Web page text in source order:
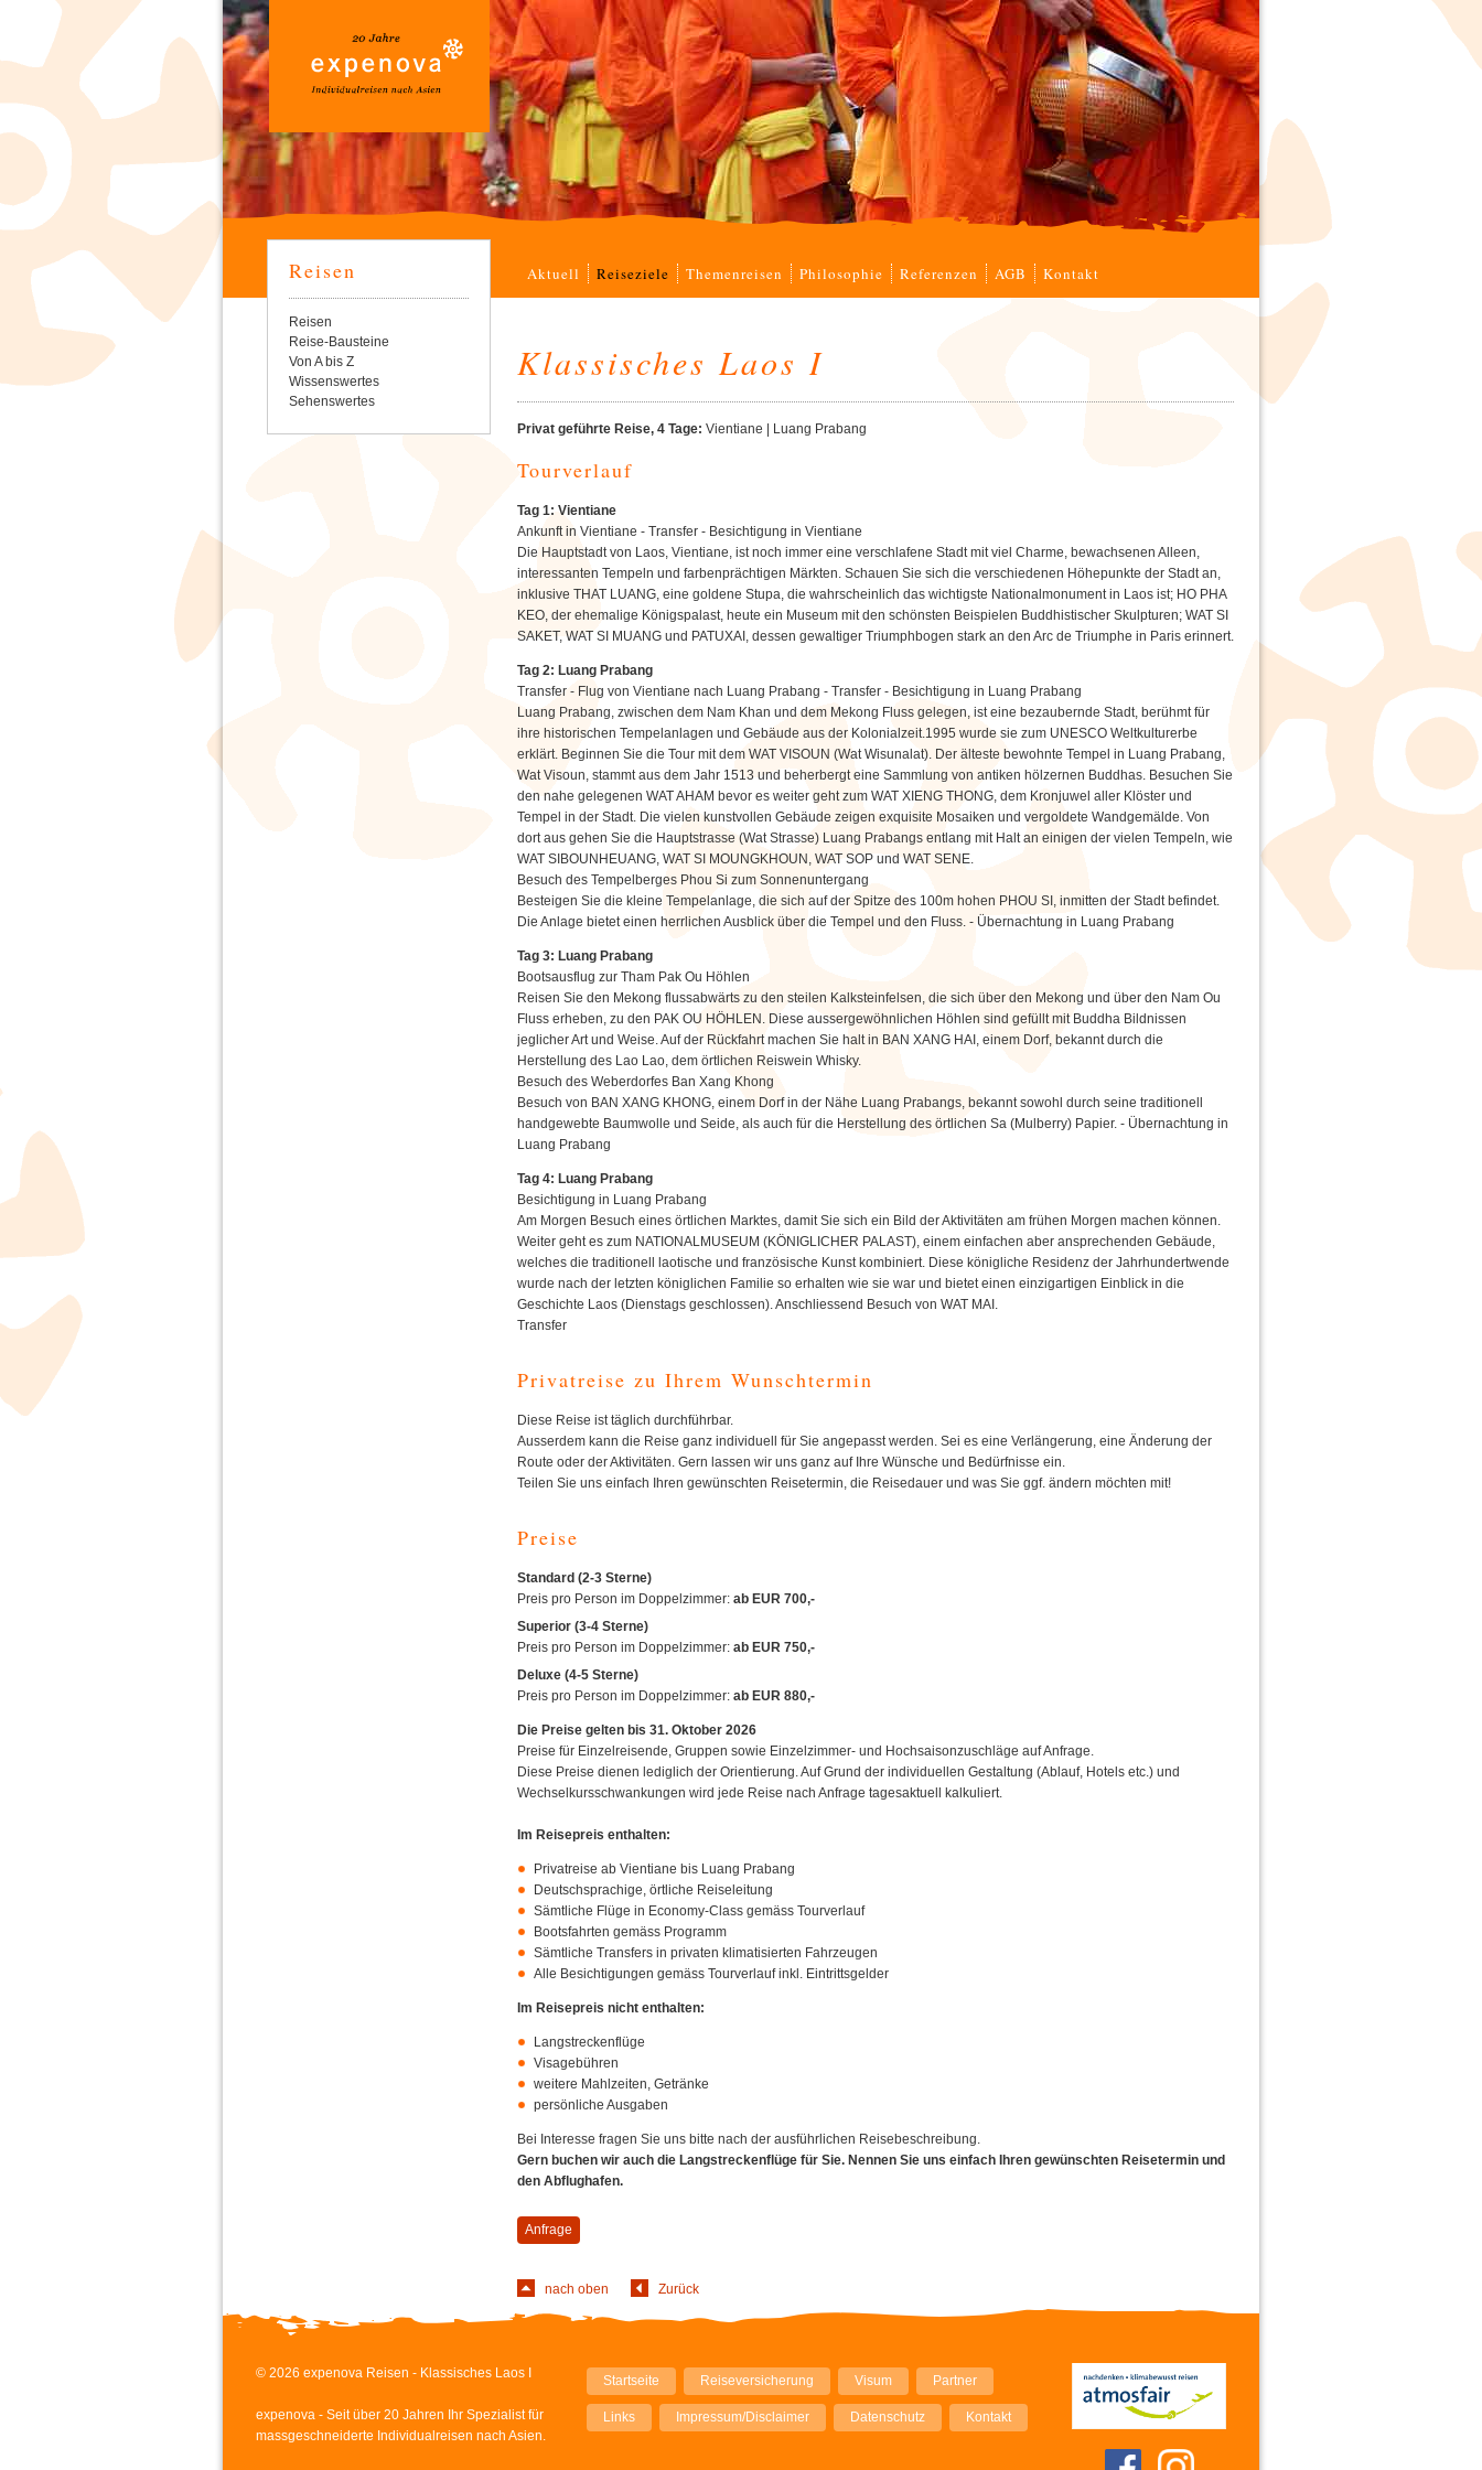
Navigation
Aktuell Reiseziele Themenreisen Philosophie Referenzen AGB Kontakt
Klassisches Laos I
Privat geführte Reise, 4 Tage: Vientiane | Luang Prabang
Tourverlauf
Tag 1: Vientiane
Ankunft in Vientiane - Transfer - Besichtigung in Vientiane
Die Hauptstadt von Laos, Vientiane, ist noch immer eine verschlafene Stadt mit viel Charme, bewachsenen Alleen,
interessanten Tempeln und farbenprächtigen Märkten. Schauen Sie sich die verschiedenen Höhepunkte der Stadt an,
inklusive THAT LUANG, eine goldene Stupa, die wahrscheinlich das wichtigste Nationalmonument in Laos ist; HO PHA
KEO, der ehemalige Königspalast, heute ein Museum mit den schönsten Beispielen Buddhistischer Skulpturen; WAT SI
SAKET, WAT SI MUANG und PATUXAI, dessen gewaltiger Triumphbogen stark an den Arc de Triumphe in Paris erinnert.
Tag 2: Luang Prabang
Transfer - Flug von Vientiane nach Luang Prabang - Transfer - Besichtigung in Luang Prabang
Luang Prabang, zwischen dem Nam Khan und dem Mekong Fluss gelegen, ist eine bezaubernde Stadt, berühmt für
ihre historischen Tempelanlagen und Gebäude aus der Kolonialzeit.1995 wurde sie zum UNESCO Weltkulturerbe
erklärt. Beginnen Sie die Tour mit dem WAT VISOUN (Wat Wisunalat). Der älteste bewohnte Tempel in Luang Prabang,
Wat Visoun, stammt aus dem Jahr 1513 und beherbergt eine Sammlung von antiken hölzernen Buddhas. Besuchen Sie
den nahe gelegenen WAT AHAM bevor es weiter geht zum WAT XIENG THONG, dem Kronjuwel aller Klöster und
Tempel in der Stadt. Die vielen kunstvollen Gebäude zeigen exquisite Mosaiken und vergoldete Wandgemälde. Von
dort aus gehen Sie die Hauptstrasse (Wat Strasse) Luang Prabangs entlang mit Halt an einigen der vielen Tempeln, wie
WAT SIBOUNHEUANG, WAT SI MOUNGKHOUN, WAT SOP und WAT SENE.
Besuch des Tempelberges Phou Si zum Sonnenuntergang
Besteigen Sie die kleine Tempelanlage, die sich auf der Spitze des 100m hohen PHOU SI, inmitten der Stadt befindet.
Die Anlage bietet einen herrlichen Ausblick über die Tempel und den Fluss. - Übernachtung in Luang Prabang
Tag 3: Luang Prabang
Bootsausflug zur Tham Pak Ou Höhlen
Reisen Sie den Mekong flussabwärts zu den steilen Kalksteinfelsen, die sich über den Mekong und über den Nam Ou
Fluss erheben, zu den PAK OU HÖHLEN. Diese aussergewöhnlichen Höhlen sind gefüllt mit Buddha Bildnissen
jeglicher Art und Weise. Auf der Rückfahrt machen Sie halt in BAN XANG HAI, einem Dorf, bekannt durch die
Herstellung des Lao Lao, dem örtlichen Reiswein Whisky.
Besuch des Weberdorfes Ban Xang Khong
Besuch von BAN XANG KHONG, einem Dorf in der Nähe Luang Prabangs, bekannt sowohl durch seine traditionell
handgewebte Baumwolle und Seide, als auch für die Herstellung des örtlichen Sa (Mulberry) Papier. - Übernachtung in
Luang Prabang
Tag 4: Luang Prabang
Besichtigung in Luang Prabang
Am Morgen Besuch eines örtlichen Marktes, damit Sie sich ein Bild der Aktivitäten am frühen Morgen machen können.
Weiter geht es zum NATIONALMUSEUM (KÖNIGLICHER PALAST), einem einfachen aber ansprechenden Gebäude,
welches die traditionell laotische und französische Kunst kombiniert. Diese königliche Residenz der Jahrhundertwende
wurde nach der letzten königlichen Familie so erhalten wie sie war und bietet einen einzigartigen Einblick in die
Geschichte Laos (Dienstags geschlossen). Anschliessend Besuch von WAT MAI.
Transfer
Privatreise zu Ihrem Wunschtermin
Diese Reise ist täglich durchführbar.
Ausserdem kann die Reise ganz individuell für Sie angepasst werden. Sei es eine Verlängerung, eine Änderung der
Route oder der Aktivitäten. Gern lassen wir uns ganz auf Ihre Wünsche und Bedürfnisse ein.
Teilen Sie uns einfach Ihren gewünschten Reisetermin, die Reisedauer und was Sie ggf. ändern möchten mit!
Preise
Standard (2-3 Sterne)
Preis pro Person im Doppelzimmer: ab EUR 700,-
Superior (3-4 Sterne)
Preis pro Person im Doppelzimmer: ab EUR 750,-
Deluxe (4-5 Sterne)
Preis pro Person im Doppelzimmer: ab EUR 880,-
Die Preise gelten bis 31. Oktober 2026
Preise für Einzelreisende, Gruppen sowie Einzelzimmer- und Hochsaisonzuschläge auf Anfrage.
Diese Preise dienen lediglich der Orientierung. Auf Grund der individuellen Gestaltung (Ablauf, Hotels etc.) und
Wechselkursschwankungen wird jede Reise nach Anfrage tagesaktuell kalkuliert.
Im Reisepreis enthalten:
Privatreise ab Vientiane bis Luang Prabang
Deutschsprachige, örtliche Reiseleitung
Sämtliche Flüge in Economy-Class gemäss Tourverlauf
Bootsfahrten gemäss Programm
Sämtliche Transfers in privaten klimatisierten Fahrzeugen
Alle Besichtigungen gemäss Tourverlauf inkl. Eintrittsgelder
Im Reisepreis nicht enthalten:
Langstreckenflüge
Visagebühren
weitere Mahlzeiten, Getränke
persönliche Ausgaben
Bei Interesse fragen Sie uns bitte nach der ausführlichen Reisebeschreibung.
Gern buchen wir auch die Langstreckenflüge für Sie. Nennen Sie uns einfach Ihren gewünschten Reisetermin und
den Abflughafen.
Anfrage
nach oben Zurück
Reisen
Navigation
überspringen
Reisen
Reise-Bausteine
Von A bis Z
Wissenswertes
Sehenswertes
© 2026 expenova Reisen - Klassisches Laos I
expenova - Seit über 20 Jahren Ihr Spezialist für
massgeschneiderte Individualreisen nach Asien.
Navigation
überspringen
Startseite Reiseversicherung Visum Partner
Links Impressum/Disclaimer Datenschutz Kontakt